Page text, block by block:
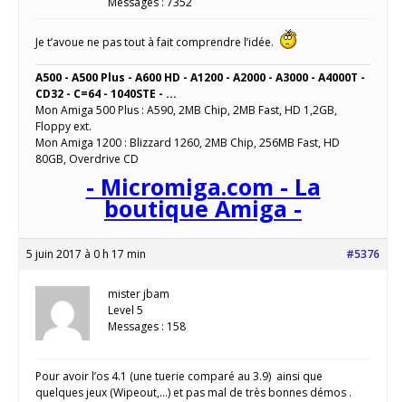
Je t’avoue ne pas tout à fait comprendre l’idée.
A500 - A500 Plus - A600 HD - A1200 - A2000 - A3000 - A4000T -
CD32 - C=64 - 1040STE - ...
Mon Amiga 500 Plus : A590, 2MB Chip, 2MB Fast, HD 1,2GB,
Floppy ext.
Mon Amiga 1200 : Blizzard 1260, 2MB Chip, 256MB Fast, HD
80GB, Overdrive CD
- Micromiga.com - La
boutique Amiga -
5 juin 2017 à 0 h 17 min #5376
mister jbam
Level 5
Messages : 158
Pour avoir l’os 4.1 (une tuerie comparé au 3.9) ainsi que
quelques jeux (Wipeout,…) et pas mal de très bonnes démos .